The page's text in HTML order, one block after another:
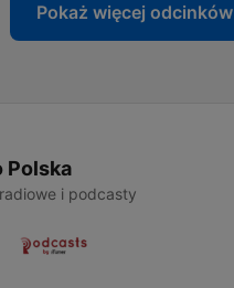
Pokaż więcej odcinków
Polska
i podcasty